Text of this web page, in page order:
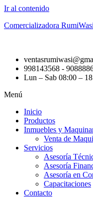
Ir al contenido
Comercializadora
998143568 -
Lun – Sab 08:00 –
Menú
Inicio
Productos
Inmuebles y
Venta de
Servicios
Asesoría
Asesoría
Asesoría en
Capacitaciones
Contacto